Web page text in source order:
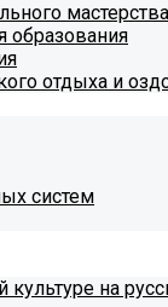
мастерства
образования
отдыха и
систем
культуре на